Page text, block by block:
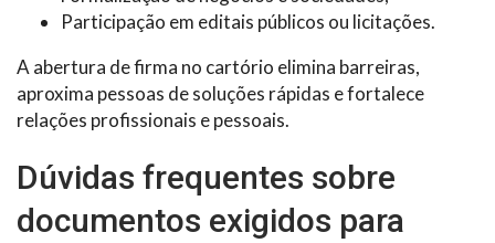
Participação em editais públicos ou licitações.
A abertura de firma no cartório elimina barreiras,
aproxima pessoas de soluções rápidas e fortalece
relações profissionais e pessoais.
Dúvidas frequentes sobre
documentos exigidos para